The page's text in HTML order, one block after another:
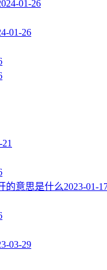
01-26
01-26
的意思是什么2023-01-
03-29